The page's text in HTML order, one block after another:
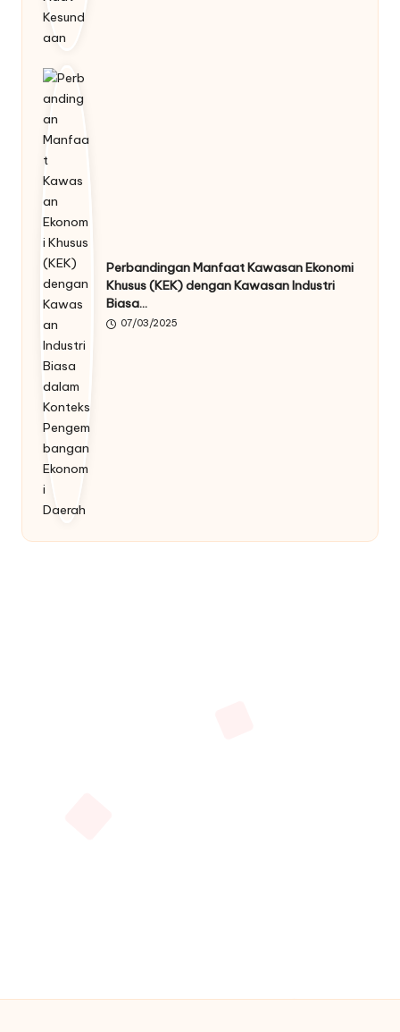
Perbandingan Manfaat Kawasan Ekonomi
Khusus (KEK) dengan Kawasan Industri
Biasa…
07/03/2025